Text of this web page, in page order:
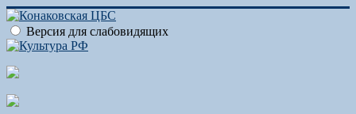
Версия для слабовидящих